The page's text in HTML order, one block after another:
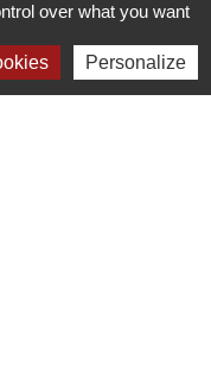
over what you want
Personalize